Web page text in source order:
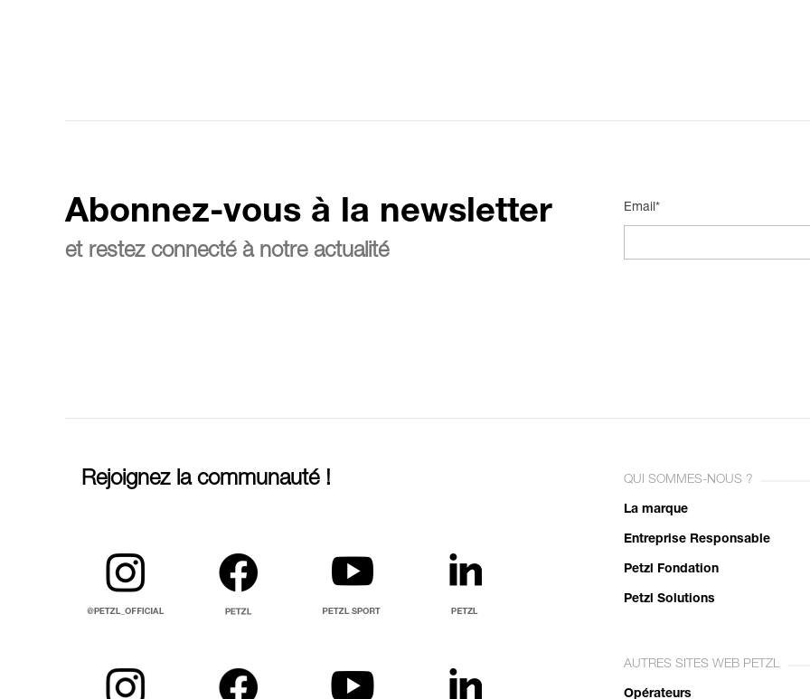
Abonnez-vous à la newsletter
et restez connecté à notre actualité
Email*
Rejoignez la communauté ! QUI SOMMES-NOUS ?
La marque
Entreprise Responsable
Petzl Fondation
Petzl Solutions
AUTRES SITES WEB PETZL
Opérateurs